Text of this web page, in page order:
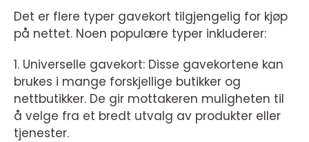
Det er flere typer gavekort tilgjengelig for kjøp
på nettet. Noen populære typer inkluderer:
1. Universelle gavekort: Disse gavekortene kan
brukes i mange forskjellige butikker og
nettbutikker. De gir mottakeren muligheten til
å velge fra et bredt utvalg av produkter eller
tjenester.